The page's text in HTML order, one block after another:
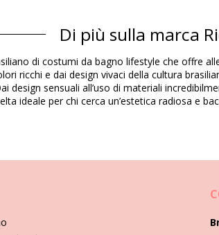
- Chlorine Resistant
XL (7899810457707)
Di più sulla marca
di costumi da bagno lifestyle che offre
ricchi e dai design vivaci della cultura
design sensuali all’uso di materiali
ideale per chi cerca un’estetica radiosa e